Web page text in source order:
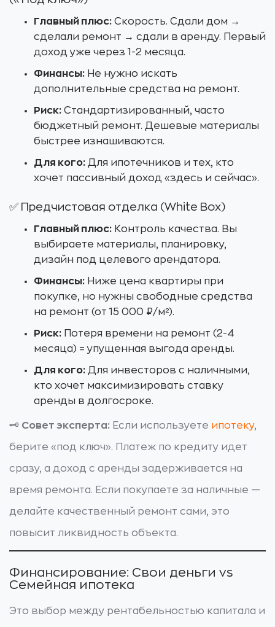
Главный плюс: Скорость. Сдали дом →
сделали ремонт → сдали в аренду. Первый
доход уже через 1-2 месяца.
Финансы: Не нужно искать
дополнительные средства на ремонт.
Риск: Стандартизированный, часто
бюджетный ремонт. Дешевые материалы
быстрее изнашиваются.
Для кого: Для ипотечников и тех, кто
хочет пассивный доход «здесь и сейчас».
✅ Предчистовая отделка (White Box)
Главный плюс: Контроль качества. Вы
выбираете материалы, планировку,
дизайн под целевого арендатора.
Финансы: Ниже цена квартиры при
покупке, но нужны свободные средства
на ремонт (от 15 000 ₽/м²).
Риск: Потеря времени на ремонт (2-4
месяца) = упущенная выгода аренды.
Для кого: Для инвесторов с наличными,
кто хочет максимизировать ставку
аренды в долгосроке.
🗝️ Совет эксперта: Если используете ипотеку,
берите «под ключ». Платеж по кредиту идет
сразу, а доход с аренды задерживается на
время ремонта. Если покупаете за наличные —
делайте качественный ремонт сами, это
повысит ликвидность объекта.
Финансирование: Свои деньги vs
Семейная ипотека
Это выбор между рентабельностью капитала и